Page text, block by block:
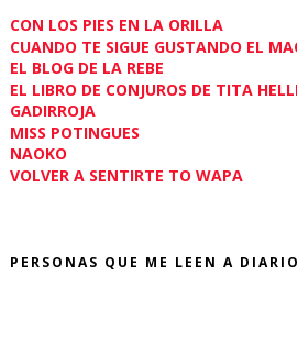
CON LOS PIES EN LA ORILLA
CUANDO TE SIGUE GUSTANDO EL
EL BLOG DE LA REBE
EL LIBRO DE CONJUROS DE TITA
GADIRROJA
MISS POTINGUES
NAOKO
VOLVER A SENTIRTE TO WAPA
PERSONAS QUE ME LEEN A